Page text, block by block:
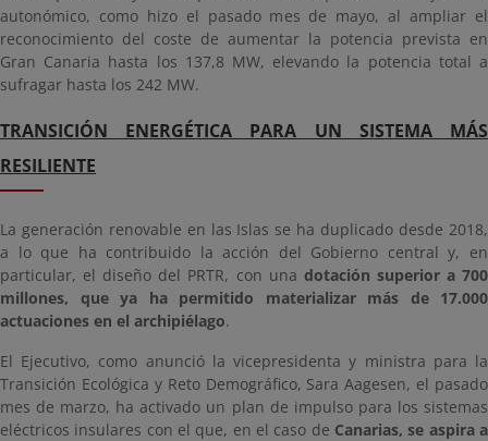
autonómico, como hizo el pasado mes de mayo, al ampliar el
reconocimiento del coste de aumentar la potencia prevista en
Gran Canaria hasta los 137,8 MW, elevando la potencia total a
sufragar hasta los 242 MW.
TRANSICIÓN ENERGÉTICA PARA UN SISTEMA MÁS
RESILIENTE
La generación renovable en las Islas se ha duplicado desde 2018,
a lo que ha contribuido la acción del Gobierno central y, en
particular, el diseño del PRTR, con una dotación superior a 700
millones, que ya ha permitido materializar más de 17.000
actuaciones en el archipiélago.
El Ejecutivo, como anunció la vicepresidenta y ministra para la
Transición Ecológica y Reto Demográfico, Sara Aagesen, el pasado
mes de marzo, ha activado un plan de impulso para los sistemas
eléctricos insulares con el que, en el caso de Canarias, se aspira a